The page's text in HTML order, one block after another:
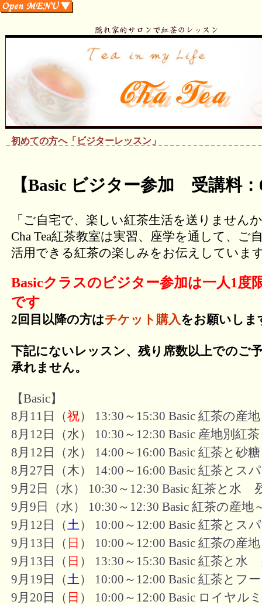
初めての方へ「ビジターレッスン」
【Basic ビジター参加 受講料
「ご自宅で、楽しい紅茶生活を送りません
Cha Tea紅茶教室は実習、座学を通して、ご
活用できる紅茶の楽しみをお伝えしていま
Basicクラスのビジター参加は一人1度
です
2回目以降の方はチケット購入をお願いしま
下記にないレッスン、残り席数以上でのご
承れません。
【Basic】
8月11日（祝） 13:30～15:30 Basic 紅茶の産
8月12日（水） 10:30～12:30 Basic 産地別紅茶
8月12日（水） 14:00～16:00 Basic 紅茶と砂糖
8月27日（木） 14:00～16:00 Basic 紅茶とス
9月2日（水） 10:30～12:30 Basic 紅茶と水
9月9日（水） 10:30～12:30 Basic 紅茶の産地
9月12日（土） 10:00～12:00 Basic 紅茶とス
9月13日（ 日 ） 10:00～12:00 Basic 紅茶の産
9月13日（ 日 ） 13:30～15:30 Basic 紅茶と水
9月19日（土） 10:00～12:00 Basic 紅茶とフ
9月20日（ 日 ） 10:00～12:00 Basic ロイヤル